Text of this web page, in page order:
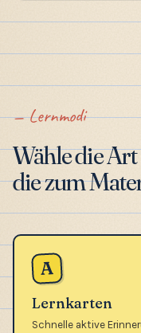
Lernmodi
Wähle die
die zum
A
Lernkarten
Schnelle aktive